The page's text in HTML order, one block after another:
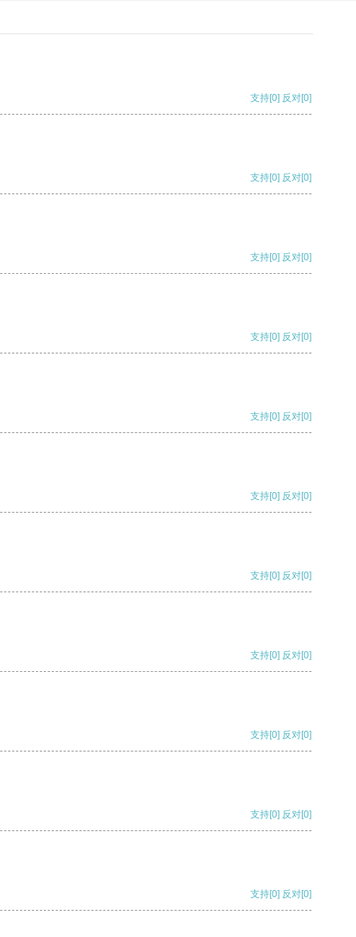
支持[0] 反对[0]
支持[0] 反对[0]
支持[0] 反对[0]
支持[0] 反对[0]
支持[0] 反对[0]
支持[0] 反对[0]
支持[0] 反对[0]
支持[0] 反对[0]
支持[0] 反对[0]
支持[0] 反对[0]
支持[0] 反对[0]